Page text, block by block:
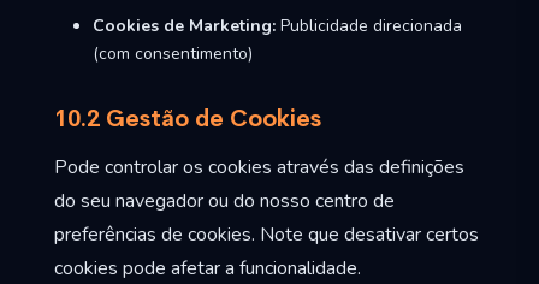
Cookies de Marketing: Publicidade direcionada
(com consentimento)
10.2 Gestão de Cookies
Pode controlar os cookies através das definições
do seu navegador ou do nosso centro de
preferências de cookies. Note que desativar certos
cookies pode afetar a funcionalidade.